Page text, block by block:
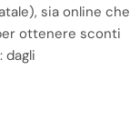
sia online che
ottenere sconti
dagli